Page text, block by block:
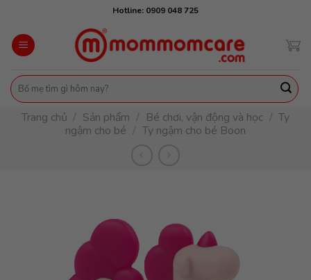
content
Hotline: 0909 048 725
Tìm
kiếm:
Trang chủ / Sản phẩm / Bé chơi, vận động và học / Ty
ngậm cho bé / Ty ngậm cho bé Boon